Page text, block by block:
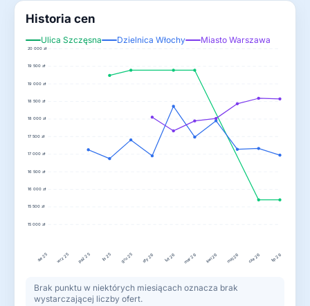
Historia cen
Ulica Szczęsna Dzielnica Włochy Miasto Warszawa
15 000 zł
15 500 zł
16 000 zł
16 500 zł
17 000 zł
17 500 zł
18 000 zł
18 500 zł
19 000 zł
19 500 zł
20 000 zł
sie 25 wrz 25 paź 25 lis 25 gru 25 sty 26 lut 26 mar 26 kwi 26 maj 26 cze 26 lip 26
Brak punktu w niektórych miesiącach oznacza brak
wystarczającej liczby ofert.